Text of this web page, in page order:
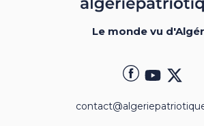
Le monde vu